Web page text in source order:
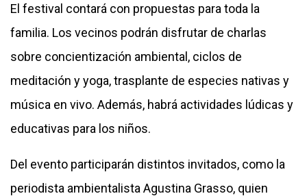
El festival contará con propuestas para toda la
familia. Los vecinos podrán disfrutar de charlas
sobre concientización ambiental, ciclos de
meditación y yoga, trasplante de especies nativas y
música en vivo. Además, habrá actividades lúdicas y
educativas para los niños.
Del evento participarán distintos invitados, como la
periodista ambientalista Agustina Grasso, quien